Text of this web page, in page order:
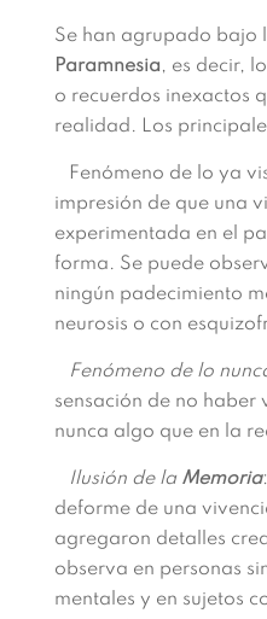
Se han agrupado bajo
Paramnesia, es decir,
o recuerdos inexactos
realidad. Los
Fenómeno de lo ya
impresión de que una
experimentada en el
forma. Se puede
ningún padecimiento
neurosis o con
Fenómeno de lo
sensación de no haber
nunca algo que en la
Ilusión de la Memoria
deforme de una
agregaron detalles
observa en personas
mentales y en sujetos